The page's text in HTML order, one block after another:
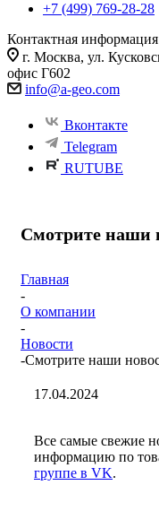
+7 (499) 769-28-28
Контактная информация
г. Москва, ул.
офис Г602
info@a-geo.com
Вконтакте
Telegram
RUTUBE
Смотрите наши
Главная
-
О компании
-
Новости
-Смотрите наши
17.04.2024
Все самые свежие
информацию по
группе в VK.